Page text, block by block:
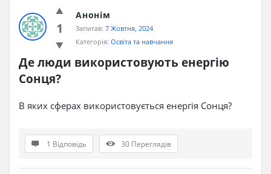
1
Анонім
Запитав: 7 Жовтня, 2024
Категорія: Освіта та навчання
Де люди використовують енергію
Сонця?
В яких сферах використовується енергія Сонця?
1 Відповідь 30 Переглядів